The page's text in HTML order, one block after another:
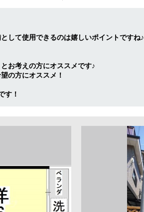
して使用できるのは嬉しいポイントですね♪
お考えの方にオススメです♪
の方にオススメ！
す！